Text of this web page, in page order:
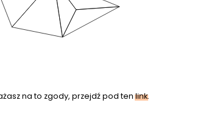
na to zgody, przejdź pod tenlink.